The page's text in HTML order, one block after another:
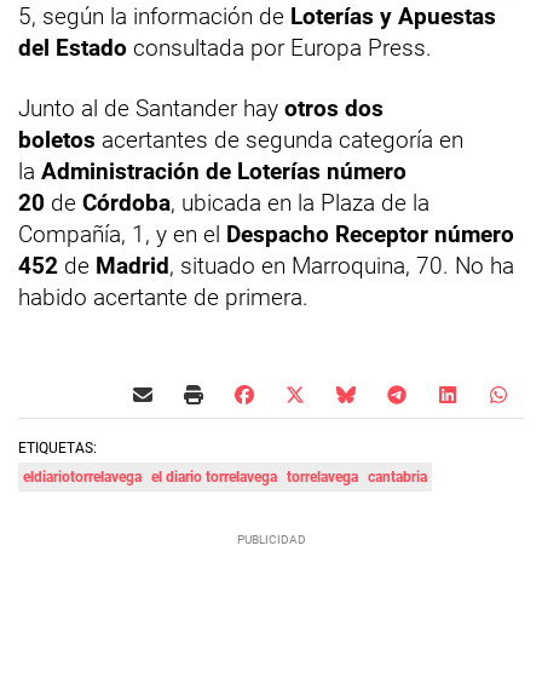
5, según la información de Loterías y Apuestas
del Estado consultada por Europa Press.
Junto al de Santander hay otros dos
boletos acertantes de segunda categoría en
la Administración de Loterías número
20 de Córdoba, ubicada en la Plaza de la
Compañía, 1, y en el Despacho Receptor número
452 de Madrid, situado en Marroquina, 70. No ha
habido acertante de primera.
ETIQUETAS:
eldiariotorrelavega el diario torrelavega torrelavega cantabria